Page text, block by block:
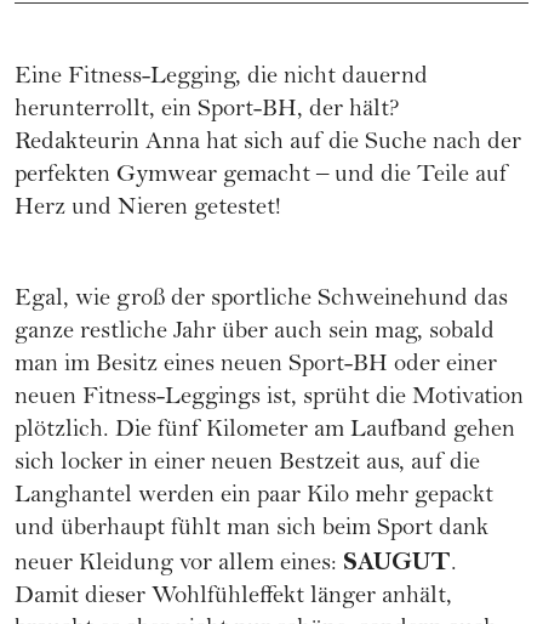
Eine Fitness-Legging, die nicht dauernd
herunterrollt, ein Sport-BH, der hält?
Redakteurin Anna hat sich auf die Suche nach der
perfekten Gymwear gemacht – und die Teile auf
Herz und Nieren getestet!
Egal, wie groß der sportliche Schweinehund das
ganze restliche Jahr über auch sein mag, sobald
man im Besitz eines neuen Sport-BH oder einer
neuen Fitness-Leggings ist, sprüht die Motivation
plötzlich. Die fünf Kilometer am Laufband gehen
sich locker in einer neuen Bestzeit aus, auf die
Langhantel werden ein paar Kilo mehr gepackt
und überhaupt fühlt man sich beim Sport dank
neuer Kleidung vor allem eines: SAUGUT.
Damit dieser Wohlfühleffekt länger anhält,